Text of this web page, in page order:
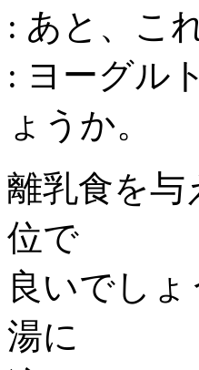
: あと、こ
: ヨーグル
ょうか。
離乳食を与
位で
良いでし
湯に